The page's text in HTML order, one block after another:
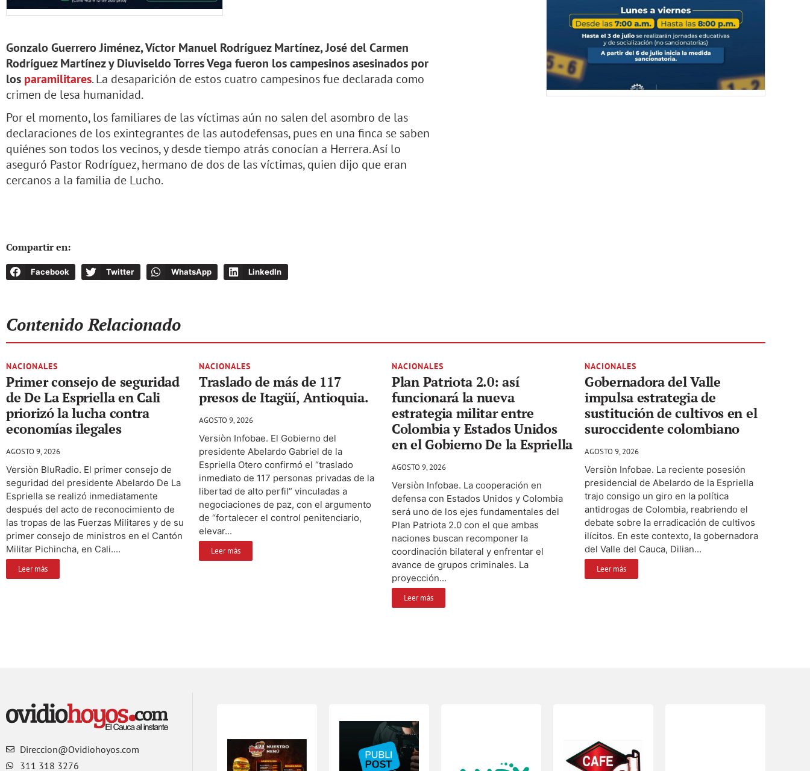
Gonzalo Guerrero Jiménez, Víctor Manuel Rodríguez Martínez, José del Carmen
Rodríguez Martínez y Diuviseldo Torres Vega fueron los campesinos asesinados por
los paramilitares. La desaparición de estos cuatro campesinos fue declarada como
crimen de lesa humanidad.
Por el momento, los familiares de las víctimas aún no salen del asombro de las
declaraciones de los exintegrantes de las autodefensas, pues en una finca se saben
quiénes son todos los vecinos, y desde tiempo atrás conocían a Herrera. Así lo
aseguró Pastor Rodríguez, hermano de dos de las víctimas, quien dijo que eran
cercanos a la familia de Lucho.
Compartir en:
Facebook Twitter WhatsApp LinkedIn
Contenido Relacionado
NACIONALES
Primer consejo de seguridad
de De La Espriella en Cali
priorizó la lucha contra
economías ilegales
AGOSTO 9, 2026
Versiòn BluRadio. El primer consejo de
seguridad del presidente Abelardo De La
Espriella se realizó inmediatamente
después del acto de reconocimiento de
las tropas de las Fuerzas Militares y de su
primer consejo de ministros en el Cantón
Militar Pichincha, en Cali....
Leer más
NACIONALES
Traslado de más de 117
presos de Itagüí, Antioquia.
AGOSTO 9, 2026
Versiòn Infobae. El Gobierno del
presidente Abelardo Gabriel de la
Espriella Otero confirmó el “traslado
inmediato de 117 personas privadas de la
libertad de alto perfil” vinculadas a
negociaciones de paz, con el argumento
de “fortalecer el control penitenciario,
elevar...
Leer más
NACIONALES
Plan Patriota 2.0: así
funcionará la nueva
estrategia militar entre
Colombia y Estados Unidos
en el Gobierno De la Espriella
AGOSTO 9, 2026
Versiòn Infobae. La cooperación en
defensa con Estados Unidos y Colombia
será uno de los ejes fundamentales del
Plan Patriota 2.0 con el que ambas
naciones buscan recomponer la
coordinación bilateral y enfrentar el
avance de grupos criminales. La
proyección...
Leer más
NACIONALES
Gobernadora del Valle
impulsa estrategia de
sustitución de cultivos en el
suroccidente colombiano
AGOSTO 9, 2026
Versiòn Infobae. La reciente posesión
presidencial de Abelardo de la Espriella
trajo consigo un giro en la política
antidrogas de Colombia, reabriendo el
debate sobre la erradicación de cultivos
ilícitos. En este contexto, la gobernadora
del Valle del Cauca, Dilian...
Leer más
Direccion@Ovidiohoyos.com
311 318 3276